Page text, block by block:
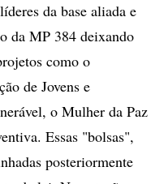
da base aliada e
da MP 384 deixando
como o
de Jovens e
o Mulher da Paz
Essas "bolsas",
posteriormente